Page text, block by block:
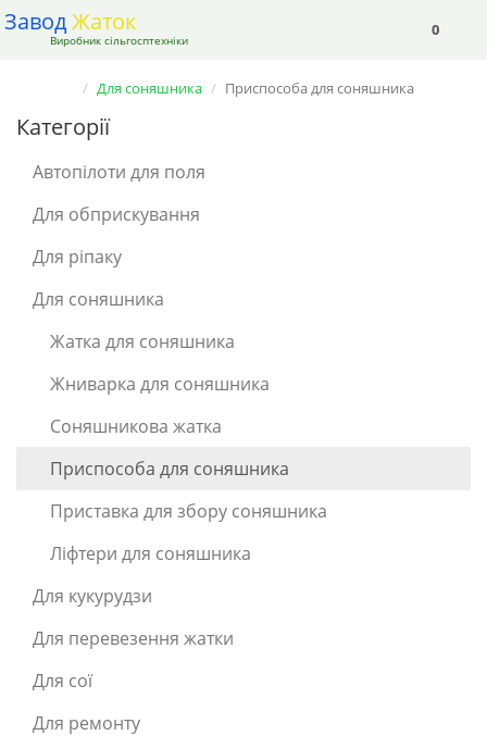
0
ЗаводЖаток
Виробник сільгосптехніки
Для соняшника Приспособа для соняшника
Категорії
Автопілоти для поля
Для обприскування
Для ріпаку
Для соняшника
Жатка для соняшника
Жниварка для соняшника
Соняшникова жатка
Приспособа для соняшника
Приставка для збору соняшника
Ліфтери для соняшника
Для кукурудзи
Для перевезення жатки
Для сої
Для ремонту